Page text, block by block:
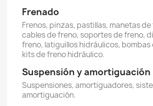
Frenado
Frenos, pinzas, pastillas, manetas
cables de freno, soportes de freno,
freno, latiguillos hidráulicos, bombas
kits de freno hidráulico.
Suspensión y amortiguación
Suspensiones, amortiguadores,
amortiguación.